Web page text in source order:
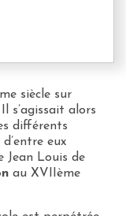
siècle sur
s’agissait alors
différents
eux
Jean Louis de
au XVIIème